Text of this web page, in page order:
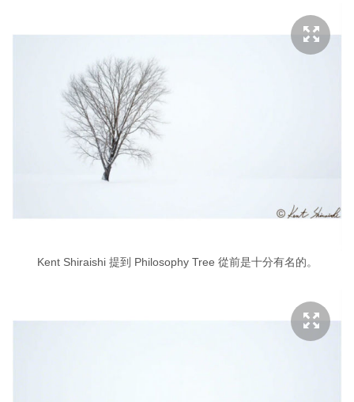
Kent Shiraishi 提到 Philosophy Tree 從前是十分有名的。